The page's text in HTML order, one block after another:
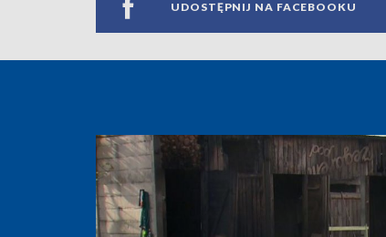
UDOSTĘPNIJ NA FACEBOOKU